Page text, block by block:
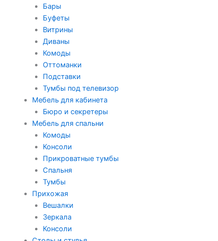
Бары
Буфеты
Витрины
Диваны
Комоды
Оттоманки
Подставки
Тумбы под телевизор
Мебель для кабинета
Бюро и секретеры
Мебель для спальни
Комоды
Консоли
Прикроватные тумбы
Спальня
Тумбы
Прихожая
Вешалки
Зеркала
Консоли